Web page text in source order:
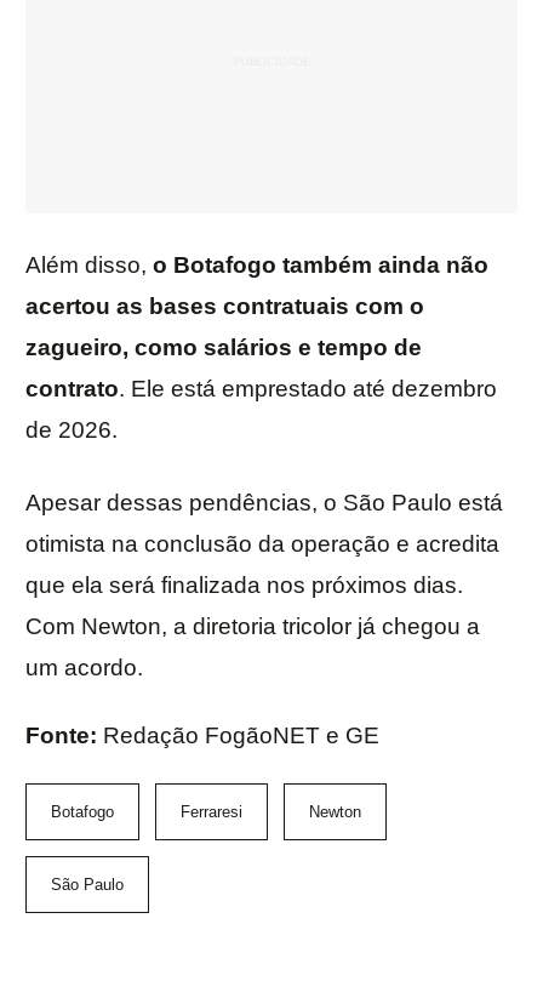
Além disso, o Botafogo também ainda não
acertou as bases contratuais com o
zagueiro, como salários e tempo de
contrato. Ele está emprestado até dezembro
de 2026.
Apesar dessas pendências, o São Paulo está
otimista na conclusão da operação e acredita
que ela será finalizada nos próximos dias.
Com Newton, a diretoria tricolor já chegou a
um acordo.
Fonte: Redação FogãoNET e GE
Botafogo Ferraresi Newton
São Paulo